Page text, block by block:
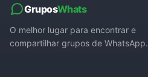
GruposWhats
O melhor lugar para encontrar e
compartilhar grupos de WhatsApp.